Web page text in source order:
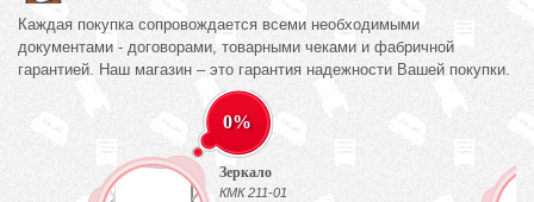
Каждая покупка сопровождается всеми необходимыми
документами - договорами, товарными чеками и фабричной
гарантией. Наш магазин – это гарантия надежности Вашей покупки.
0%
Зеркало
КМК 211-01